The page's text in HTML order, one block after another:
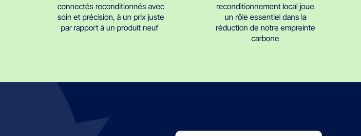
connectés reconditionnés avec
soin et précision, à un prix juste
par rapport à un produit neuf
reconditionnement local joue
un rôle essentiel dans la
réduction de notre empreinte
carbone